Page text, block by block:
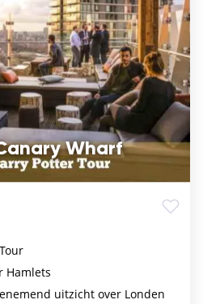
Wharf
Hamlets
uitzicht over Londen